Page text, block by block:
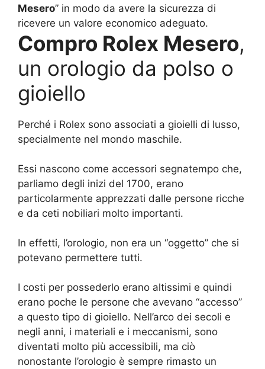
Mesero” in modo da avere la sicurezza di
ricevere un valore economico adeguato.
Compro Rolex Mesero,
un orologio da polso o
gioiello
Perché i Rolex sono associati a gioielli di lusso,
specialmente nel mondo maschile.
Essi nascono come accessori segnatempo che,
parliamo degli inizi del 1700, erano
particolarmente apprezzati dalle persone ricche
e da ceti nobiliari molto importanti.
In effetti, l’orologio, non era un “oggetto” che si
potevano permettere tutti.
I costi per possederlo erano altissimi e quindi
erano poche le persone che avevano “accesso”
a questo tipo di gioiello. Nell’arco dei secoli e
negli anni, i materiali e i meccanismi, sono
diventati molto più accessibili, ma ciò
nonostante l’orologio è sempre rimasto un